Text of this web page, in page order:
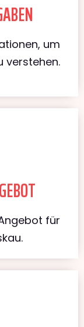
um
verstehen.
für